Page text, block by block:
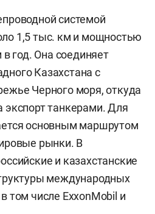
системой
1,5 тыс. км и мощностью
год. Она соединяет
Казахстана с
Черного моря, откуда
экспорт танкерами. Для
основным маршрутом
рынки. В
и казахстанские
международных
том числе ExxonMobil и